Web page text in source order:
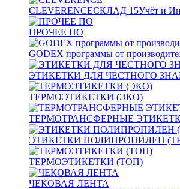
CLEVERENCEСКЛАД 15Учёт и
ПРОЧЕЕ ПО
GODEX программы от
ЭТИКЕТКИ ДЛЯ ЧЕСТНОГО
ТЕРМОЭТИКЕТКИ (ЭКО)
ТЕРМОТРАНСФЕРНЫЕ
ЭТИКЕТКИ ПОЛИПРОПИЛЕН
ТЕРМОЭТИКЕТКИ (ТОП)
ЧЕКОВАЯ ЛЕНТА